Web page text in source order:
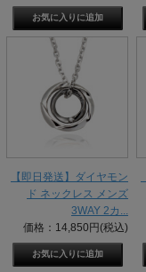
【即日発送】ダイヤモン
ド ネックレス メンズ
3WAY 2カ...
価格：14,850円(税込)